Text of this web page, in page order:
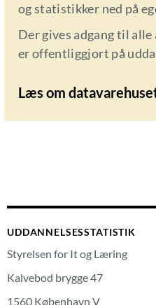
og statistikker ned på
Der gives adgang til
er offentliggjort på
Læs om
UDDANNELSESSTATISTIK
Styrelsen for It og Læring
Kalvebod brygge 47
1560 København V